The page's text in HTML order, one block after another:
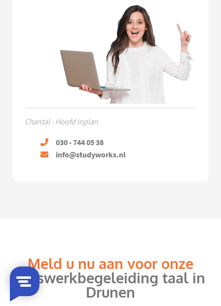
Chantal - Hoofd Inplan
030 - 744 05 38
info@studyworks.nl
Meld u nu aan voor onze
huiswerkbegeleiding taal in
Drunen